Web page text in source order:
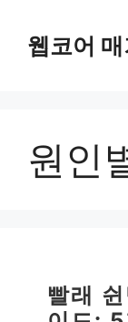
웹코어 매
원인
빨래